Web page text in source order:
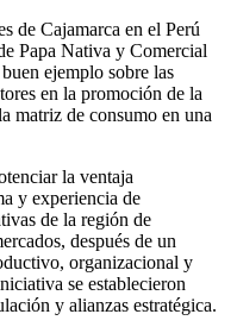
de Cajamarca en el Perú
Papa Nativa y Comercial
ejemplo sobre las
en la promoción de la
matriz de consumo en una
la ventaja
y experiencia de
de la región de
después de un
organizacional y
se establecieron
y alianzas estratégica.